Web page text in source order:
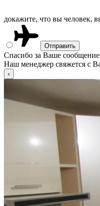
докажите, что вы человек,
Спасибо за Ваше
Наш менеджер свяжется с